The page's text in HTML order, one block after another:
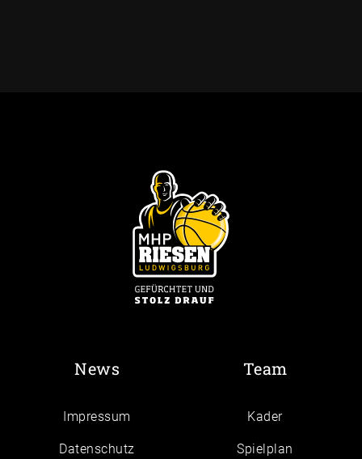
News
Impressum
Daten­schutz
Team
Kader
Spielplan